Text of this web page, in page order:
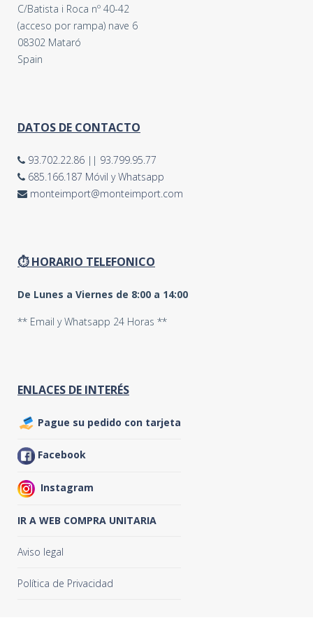
C/Batista i Roca nº 40-42
(acceso por rampa) nave 6
08302 Mataró
Spain
DATOS DE CONTACTO
93.702.22.86 || 93.799.95.77
685.166.187 Móvil y Whatsapp
monteimport@monteimport.com
⏱ HORARIO TELEFONICO
De Lunes a Viernes de 8:00 a 14:00
** Email y Whatsapp 24 Horas **
ENLACES DE INTERÉS
Pague su pedido con tarjeta
Facebook
Instagram
IR A WEB COMPRA UNITARIA
Aviso legal
Política de Privacidad